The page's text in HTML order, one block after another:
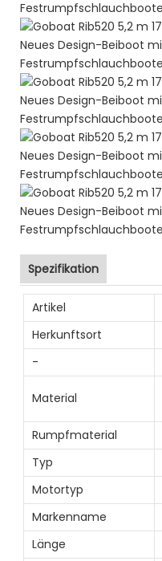
Spezifikation
Artikel
Herkunftsort
-
Material
Rumpfmaterial
Typ
Motortyp
Markenname
Länge